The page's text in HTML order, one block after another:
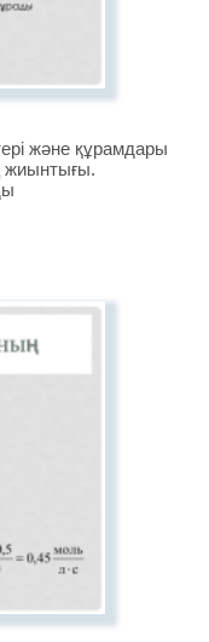
және құрамдары
жиынтығы.